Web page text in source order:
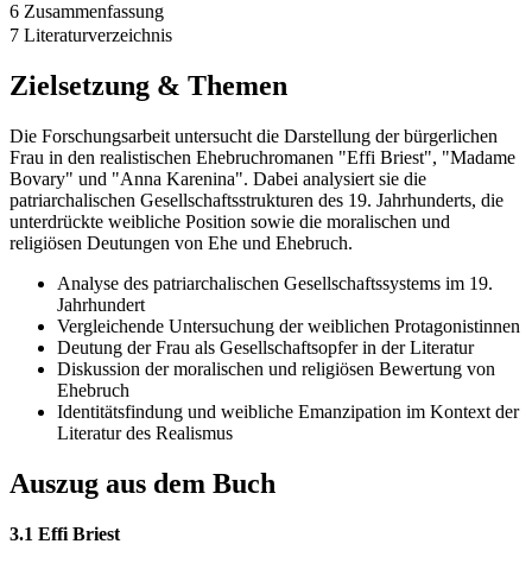
6 Zusammenfassung
7 Literaturverzeichnis
Zielsetzung & Themen
Die Forschungsarbeit untersucht die Darstellung der bürgerlichen
Frau in den realistischen Ehebruchromanen "Effi Briest", "Madame
Bovary" und "Anna Karenina". Dabei analysiert sie die
patriarchalischen Gesellschaftsstrukturen des 19. Jahrhunderts, die
unterdrückte weibliche Position sowie die moralischen und
religiösen Deutungen von Ehe und Ehebruch.
Analyse des patriarchalischen Gesellschaftssystems im 19.
Jahrhundert
Vergleichende Untersuchung der weiblichen Protagonistinnen
Deutung der Frau als Gesellschaftsopfer in der Literatur
Diskussion der moralischen und religiösen Bewertung von
Ehebruch
Identitätsfindung und weibliche Emanzipation im Kontext der
Literatur des Realismus
Auszug aus dem Buch
3.1 Effi Briest